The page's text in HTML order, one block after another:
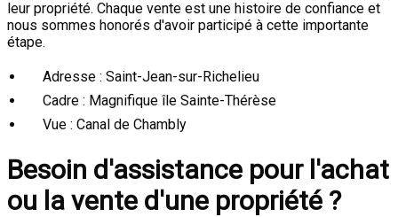
leur propriété. Chaque vente est une histoire de confiance et
nous sommes honorés d'avoir participé à cette importante
étape.
Adresse : Saint-Jean-sur-Richelieu
Cadre : Magnifique île Sainte-Thérèse
Vue : Canal de Chambly
Besoin d'assistance pour l'achat
ou la vente d'une propriété ?